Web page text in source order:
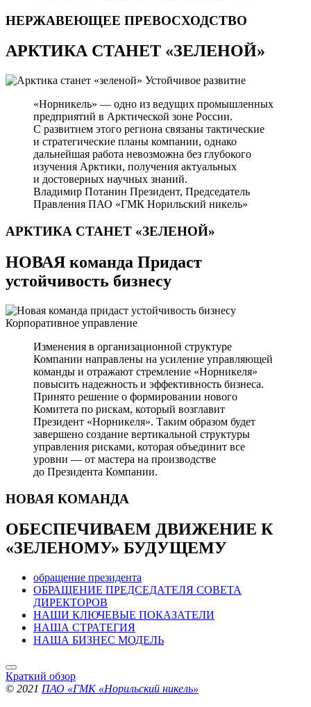
НЕРЖАВЕЮЩЕЕ ПРЕВОСХОДСТВО
АРКТИКА СТАНЕТ «ЗЕЛЕНОЙ»
Устойчивое развитие
«Норникель» — одно из ведущих промышленных
предприятий в Арктической зоне России.
С развитием этого региона связаны тактические
и стратегические планы компании, однако
дальнейшая работа невозможна без глубокого
изучения Арктики, получения актуальных
и достоверных научных знаний.
Владимир Потанин Президент, Председатель
Правления ПАО «ГМК Норильский никель»
АРКТИКА СТАНЕТ «ЗЕЛЕНОЙ»
НОВАЯ команда Придаст
устойчивость бизнесу
Корпоративное управление
Изменения в организационной структуре
Компании направлены на усиление управляющей
команды и отражают стремление «Норникеля»
повысить надежность и эффективность бизнеса.
Принято решение о формировании нового
Комитета по рискам, который возглавит
Президент «Норникеля». Таким образом будет
завершено создание вертикальной структуры
управления рисками, которая объединит все
уровни — от мастера на производстве
до Президента Компании.
НОВАЯ КОМАНДА
ОБЕСПЕЧИВАЕМ ДВИЖЕНИЕ К
«ЗЕЛЕНОМУ» БУДУЩЕМУ
обращение президента
ОБРАЩЕНИЕ ПРЕДСЕДАТЕЛЯ СОВЕТА
ДИРЕКТОРОВ
НАШИ КЛЮЧЕВЫЕ ПОКАЗАТЕЛИ
НАША СТРАТЕГИЯ
НАША БИЗНЕС МОДЕЛЬ
Краткий обзор
© 2021 ПАО «ГМК «Норильский никель»